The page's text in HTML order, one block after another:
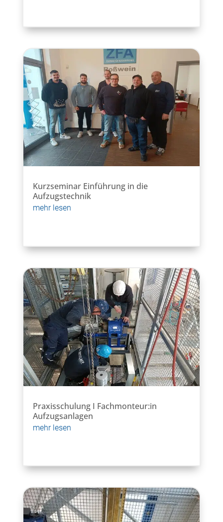
Kurzseminar Einführung in die
Aufzugstechnik
mehr lesen
Praxisschulung I Fachmonteur:in
Aufzugsanlagen
mehr lesen